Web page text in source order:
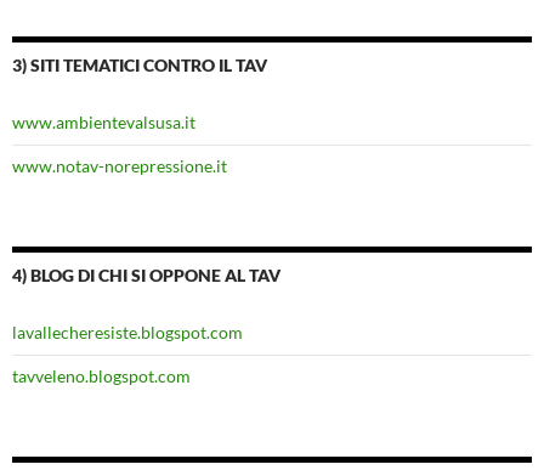
3) SITI TEMATICI CONTRO IL TAV
www.ambientevalsusa.it
www.notav-norepressione.it
4) BLOG DI CHI SI OPPONE AL TAV
lavallecheresiste.blogspot.com
tavveleno.blogspot.com